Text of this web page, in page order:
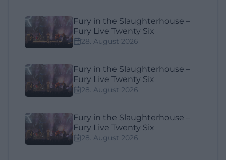
Fury in the Slaughterhouse –
Fury Live Twenty Six
28. August 2026
Fury in the Slaughterhouse –
Fury Live Twenty Six
28. August 2026
Fury in the Slaughterhouse –
Fury Live Twenty Six
28. August 2026